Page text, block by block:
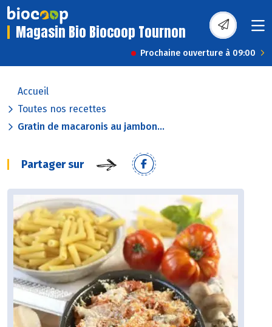
Magasin Bio Biocoop Tournon
Prochaine ouverture à 09:00
Accueil
Toutes nos recettes
Gratin de macaronis au jambon...
Partager sur